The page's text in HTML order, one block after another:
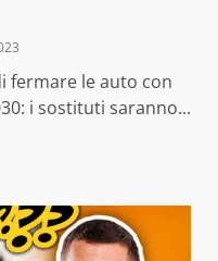
fermare le auto con
i sostituti saranno...